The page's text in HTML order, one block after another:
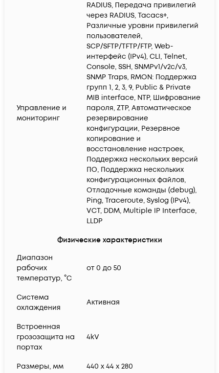
Управление и
мониторинг
RADIUS, Передача привилегий
через RADIUS, Tacacs+,
Различные уровни привилегий
пользователей,
SCP/SFTP/TFTP/FTP, Web-
интерфейс (IPv4), CLI, Telnet,
Console, SSH, SNMPv1/v2c/v3,
SNMP Traps, RMON: Поддержка
групп 1, 2, 3, 9, Public & Private
MIB interface, NTP, Шифрование
пароля, ZTP, Автоматическое
резервирование
конфигурации, Резервное
копирование и
восстановление настроек,
Поддержка нескольких версий
ПО, Поддержка нескольких
конфигурационных файлов,
Отладочные команды (debug),
Ping, Traceroute, Syslog (IPv4),
VCT, DDM, Multiple IP Interface,
LLDP
Физические характеристики
Диапазон
рабочих
температур, °C
от 0 до 50
Система
охлаждения
Активная
Встроенная
грозозащита на
портах
4kV
Размеры, мм 440 x 44 x 280